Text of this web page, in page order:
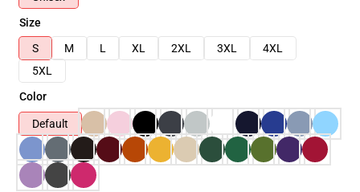
Size
S
M L XL 2XL 3XL
4XL
5XL
Color
Default